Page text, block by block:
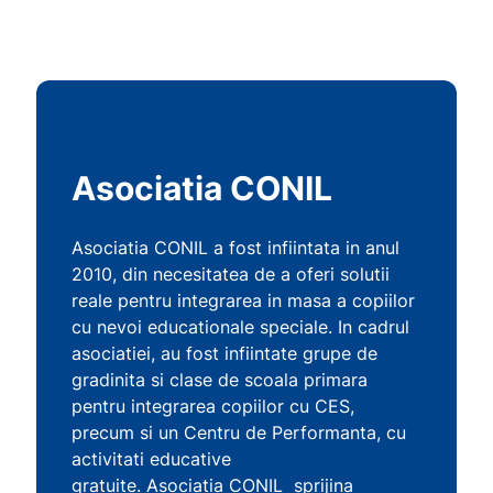
Asociatia CONIL
Asociatia CONIL a fost infiintata in anul
2010, din necesitatea de a oferi solutii
reale pentru integrarea in masa a copiilor
cu nevoi educationale speciale. In cadrul
asociatiei, au fost infiintate grupe de
gradinita si clase de scoala primara
pentru integrarea copiilor cu CES,
precum si un Centru de Performanta, cu
activitati educative
gratuite. Asociatia CONIL sprijina